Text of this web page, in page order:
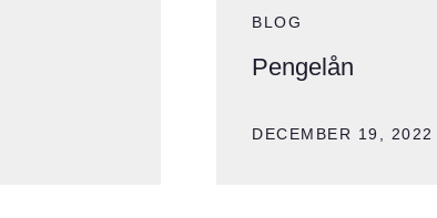
BLOG
Pengelån
DECEMBER 19, 2022